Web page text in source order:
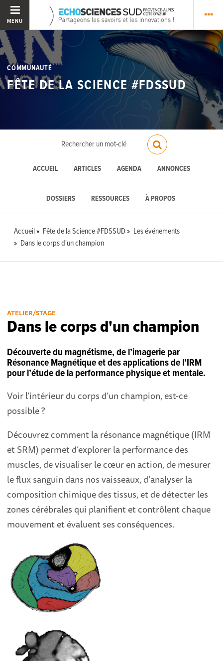
MENU
COMMUNAUTÉ
FÊTE DE LA SCIENCE #FDSSUD
ACCUEIL ARTICLES AGENDA ANNONCES
DOSSIERS RESSOURCES À PROPOS
Accueil Fête de la Science #FDSSUD
Les événements
Dans le corps d'un champion
ATELIER/STAGE
Dans le corps d'un champion
Découverte du magnétisme, de l’imagerie par
Résonance Magnétique et des applications de l’IRM
pour l’étude de la performance physique et mentale.
Voir l’intérieur du corps d’un champion, est-ce
possible ?
Découvrez comment la résonance magnétique (IRM
et SRM) permet d’explorer la performance des
muscles, de visualiser le cœur en action, de mesurer
le flux sanguin dans nos vaisseaux, d’analyser la
composition chimique des tissus, et de détecter les
zones cérébrales qui planifient et contrôlent chaque
mouvement et évaluent ses conséquences.